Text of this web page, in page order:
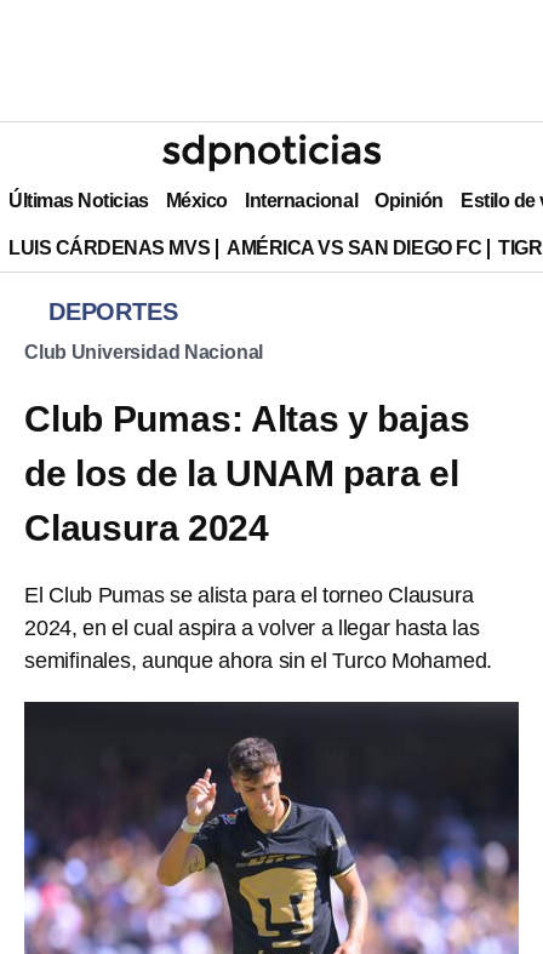
Últimas Noticias México Internacional Opinión Estilo de
LUIS CÁRDENAS MVS AMÉRICA VS SAN DIEGO FC
DEPORTES
Club Universidad Nacional
Club Pumas: Altas y bajas
de los de la UNAM para el
Clausura 2024
El Club Pumas se alista para el torneo Clausura
2024, en el cual aspira a volver a llegar hasta las
semifinales, aunque ahora sin el Turco Mohamed.